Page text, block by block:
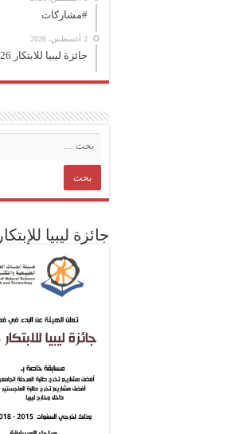
#مشاركات
2 أغسطس، 2026
جائزة ليبيا للابتكار 2026
جائزة ليبيا للإبتكار